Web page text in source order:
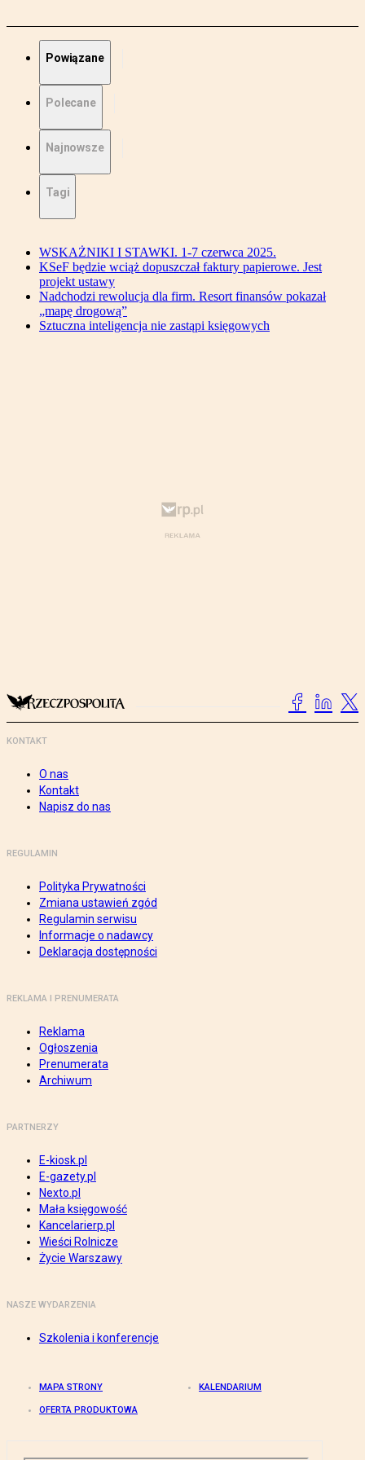
Powiązane
Polecane
Najnowsze
Tagi
WSKAŻNIKI I STAWKI. 1-7 czerwca 2025.
KSeF będzie wciąż dopuszczał faktury papierowe. Jest
projekt ustawy
Nadchodzi rewolucja dla firm. Resort finansów pokazał
„mapę drogową”
Sztuczna inteligencja nie zastąpi księgowych
KONTAKT
O nas
Kontakt
Napisz do nas
REGULAMIN
Polityka Prywatności
Zmiana ustawień zgód
Regulamin serwisu
Informacje o nadawcy
Deklaracja dostępności
REKLAMA I PRENUMERATA
Reklama
Ogłoszenia
Prenumerata
Archiwum
PARTNERZY
E-kiosk.pl
E-gazety.pl
Nexto.pl
Mała księgowość
Kancelarierp.pl
Wieści Rolnicze
Życie Warszawy
NASZE WYDARZENIA
Szkolenia i konferencje
MAPA STRONY KALENDARIUM
OFERTA PRODUKTOWA